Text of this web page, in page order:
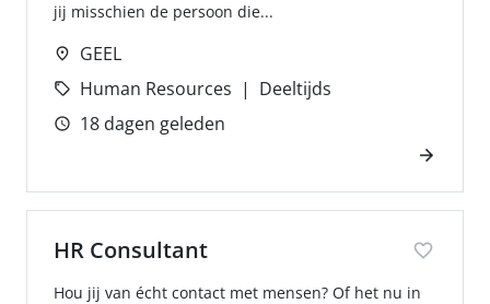
jij misschien de persoon die...
GEEL
Human Resources
Deeltijds
18 dagen geleden
HR Consultant
Hou jij van écht contact met mensen? Of het nu in